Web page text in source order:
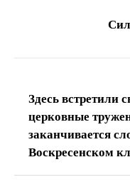
Здесь встретили
церковные
заканчивается
Воскресенском